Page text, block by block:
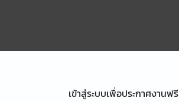
เข้าสู่ระบบเพื่อประกาศงานฟรี